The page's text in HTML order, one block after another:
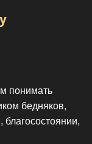
понимать
бедняков,
благосостоянии,